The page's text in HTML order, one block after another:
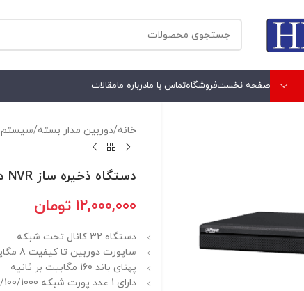
صفحه نخستفروشگاهتماس با مادرباره مامقالات
خانه/دوربين مدار بسته/سيستم IP
دستگاه ذخیره ساز NVR داهوا مدل NVR4232-4KS2/L
12,000,000 تومان
دستگاه 32 کانال تحت شبکه
ساپورت دوربین تا کیفیت 8 مگاپیکسل
پهنای باند 160 مگابیت بر ثانیه
دارای 1 عدد پورت شبکه 10/100/1000